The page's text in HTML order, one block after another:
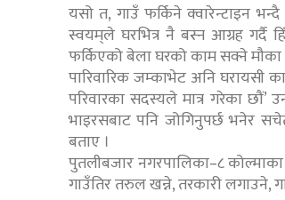
यसो त, गाउँ फर्किने क्‍वारेन्टाइन
स्वयम्‌ले घरभित्र नै बस्न आग्रह गर्दै
फर्किएको बेला घरको काम सक्ने
पारिवारिक जम्काभेट अनि घरायसी
परिवारका सदस्यले मात्र गरेका छौं’
भाइरसबाट पनि जोगिनुपर्छ भनेर
बताए ।
पुतलीबजार नगरपालिका–८
गाउँतिर तरुल खन्ने, तरकारी लगाउने,